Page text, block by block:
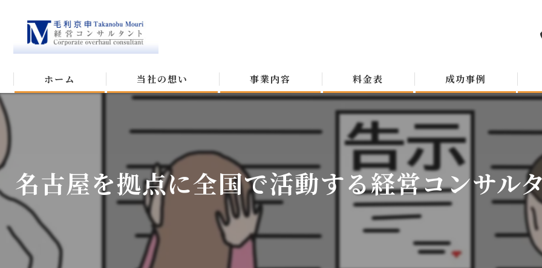
ホーム 当社の想い 事業内容 料金表 成功事例
名古屋を拠点に全国で活動する経営コンサル